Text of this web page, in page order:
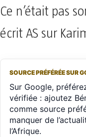
Ce n’était pas
écrit AS sur
SOURCE PRÉFÉRÉE SUR
Sur Google,
vérifiée : ajoutez
comme source
manquer de
l’Afrique.